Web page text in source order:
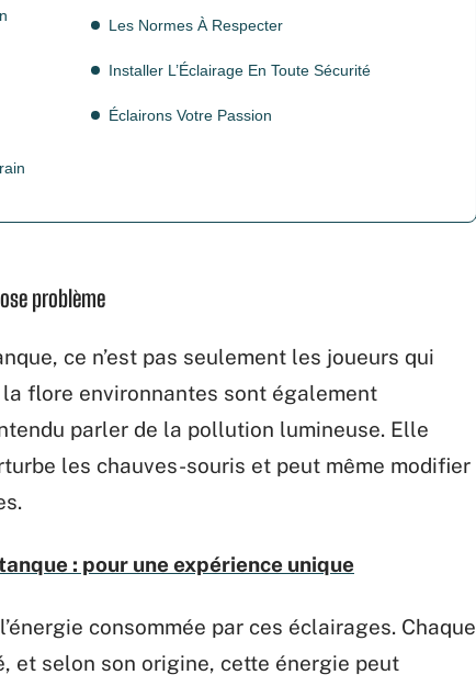
Les Normes À Respecter
Installer L’Éclairage En Toute Sécurité
Éclairons Votre Passion
problème
ce n’est pas seulement les joueurs qui
flore environnantes sont également
parler de la pollution lumineuse. Elle
les chauves-souris et peut même modifier
: pour une expérience unique
consommée par ces éclairages. Chaque
et selon son origine, cette énergie peut